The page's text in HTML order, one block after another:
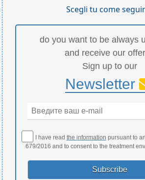
Scegli tu come
do you want to be always
and receive our
Sign up to our
Newsletter
I have read the information pursuant to
679/2016 and to consent to the treatment